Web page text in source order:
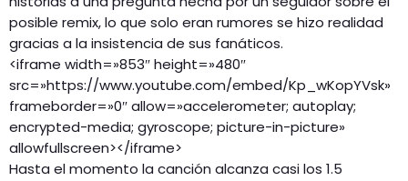
posible remix, lo que solo eran rumores se hizo realidad
gracias a la insistencia de sus fanáticos.
<iframe width=»853″ height=»480″
src=»https://www.youtube.com/embed/Kp_wKopYVsk»
frameborder=»0″ allow=»accelerometer; autoplay;
encrypted-media; gyroscope; picture-in-picture»
allowfullscreen></iframe>
Hasta el momento la canción alcanza casi los 1.5